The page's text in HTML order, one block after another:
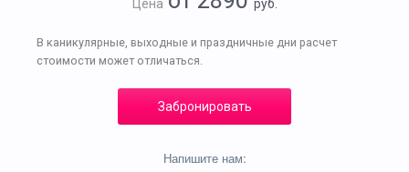
Цена руб.
В каникулярные, выходные и праздничные дни расчет
стоимости может отличаться.
Забронировать
Напишите нам: